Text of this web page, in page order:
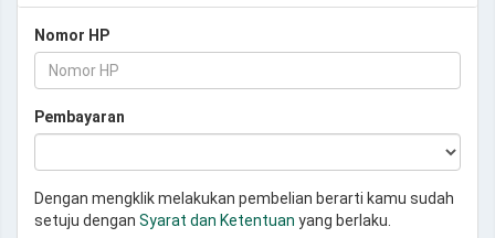
Nomor HP
Pembayaran
Dengan mengklik melakukan pembelian berarti kamu sudah
setuju dengan Syarat dan Ketentuan yang berlaku.